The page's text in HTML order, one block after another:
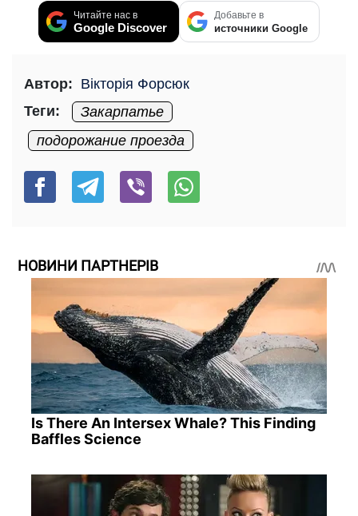
Читайте нас в
Google Discover
Добавьте в
источники Google
Автор: Вікторія Форсюк
Теги:
Закарпатье
подорожание проезда
НОВИНИ ПАРТНЕРІВ
Is There An Intersex Whale? This Finding
Baffles Science